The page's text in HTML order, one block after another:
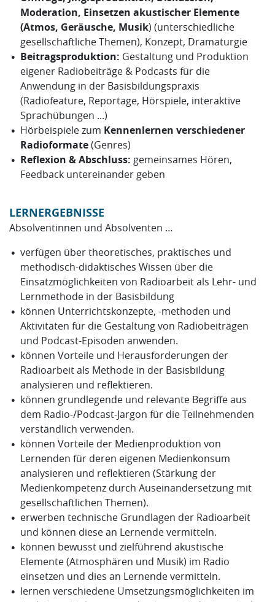
Moderation, Einsetzen akustischer Elemente
(Atmos, Geräusche, Musik) (unterschiedliche
gesellschaftliche Themen), Konzept, Dramaturgie
Beitragsproduktion: Gestaltung und Produktion
eigener Radiobeiträge & Podcasts für die
Anwendung in der Basisbildungspraxis
(Radiofeature, Reportage, Hörspiele, interaktive
Sprachübungen ...)
Hörbeispiele zum Kennenlernen verschiedener
Radioformate(Genres)
Reflexion & Abschluss: gemeinsames Hören,
Feedback untereinander geben
LERNERGEBNISSE
Absolventinnen und Absolventen …
verfügen über theoretisches, praktisches und
methodisch-didaktisches Wissen über die
Einsatzmöglichkeiten von Radioarbeit als Lehr- und
Lernmethode in der Basisbildung
können Unterrichtskonzepte, -methoden und
Aktivitäten für die Gestaltung von Radiobeiträgen
und Podcast-Episoden anwenden.
können Vorteile und Herausforderungen der
Radioarbeit als Methode in der Basisbildung
analysieren und reflektieren.
können grundlegende und relevante Begriffe aus
dem Radio-/Podcast-Jargon für die Teilnehmenden
verständlich verwenden.
können Vorteile der Medienproduktion von
Lernenden für deren eigenen Medienkonsum
analysieren und reflektieren (Stärkung der
Medienkompetenz durch Auseinandersetzung mit
gesellschaftlichen Themen).
erwerben technische Grundlagen der Radioarbeit
und können diese an Lernende vermitteln.
können bewusst und zielführend akustische
Elemente (Atmosphären und Musik) im Radio
einsetzen und dies an Lernende vermitteln.
lernen verschiedene Umsetzungsmöglichkeiten im